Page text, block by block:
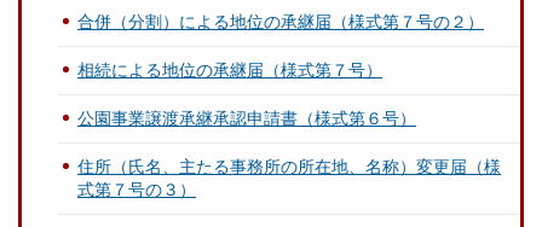
合併（分割）による地位の承継届（様式第７号の２）
相続による地位の承継届（様式第７号）
公園事業譲渡承継承認申請書（様式第６号）
住所（氏名、主たる事務所の所在地、名称）変更届（様
式第７号の３）